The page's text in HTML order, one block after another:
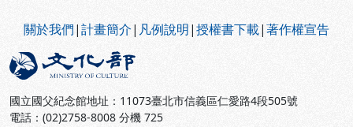
關於我們|計畫簡介| 凡例說明|授權書下載|著作權宣告
國立國父紀念館地址：11073臺北市信義區仁愛路4段505號
電話：(02)2758-8008 分機 725